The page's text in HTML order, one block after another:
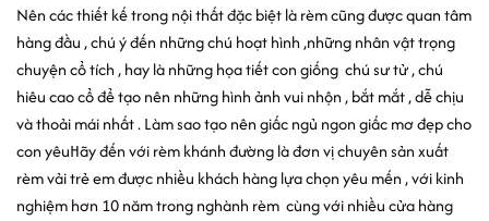
Nên các thiết kế trong nội thất đặc biệt là rèm cũng được quan tâm
hàng đầu , chú ý đến những chú hoạt hình ,những nhân vật trọng
chuyện cổ tích , hay là những họa tiết con giống chú sư tử , chú
hiêu cao cổ để tạo nên những hình ảnh vui nhộn , bắt mắt , dễ chịu
và thoải mái nhất . Làm sao tạo nên giấc ngủ ngon giấc mơ đẹp cho
con yêuHãy đến với rèm khánh đường là đơn vị chuyên sản xuất
rèm vải trẻ em được nhiều khách hàng lựa chọn yêu mến , với kinh
nghiệm hơn 10 năm trong nghành rèm cùng với nhiều cửa hàng